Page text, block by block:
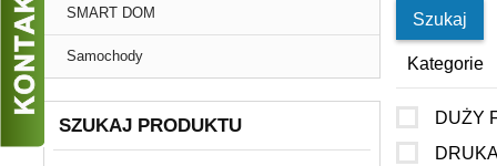
SMART DOM
Samochody
SZUKAJ PRODUKTU
Kategorie
DUŻY